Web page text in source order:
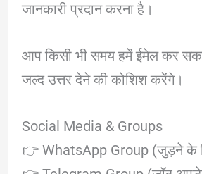
जानकारी प्रदान करना है।
आप किसी भी समय हमें ईमेल कर
जल्द उत्तर देने की कोशिश करेंगे।
Social Media & Groups
👉 WhatsApp Group (जुड़ने के